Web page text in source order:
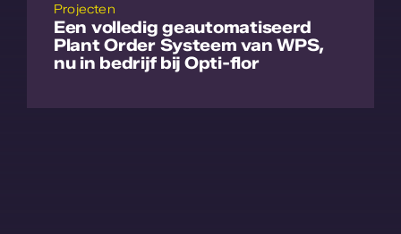
Projecten
Een volledig geautomatiseerd
Plant Order Systeem van WPS,
nu in bedrijf bij Opti-flor